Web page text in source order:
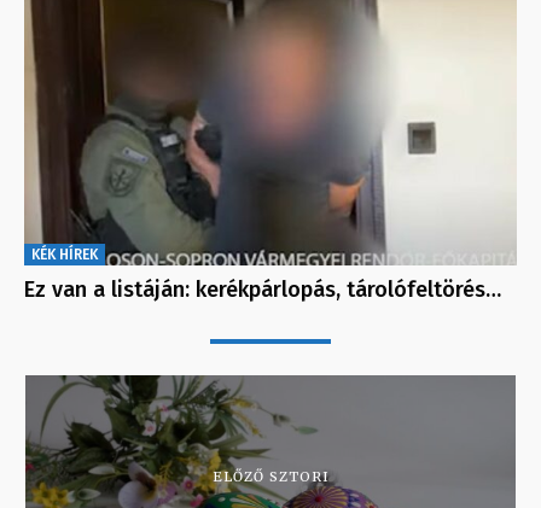
KÉK HÍREK
Ez van a listáján: kerékpárlopás, tárolófeltörés…
ELŐZŐ SZTORI